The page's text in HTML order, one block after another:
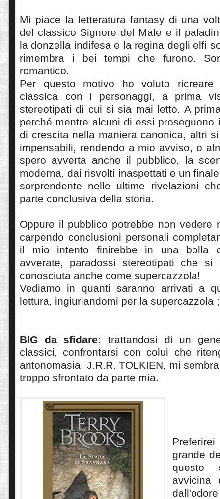
Mi piace la letteratura fantasy di una
del classico Signore del Male e il
la donzella indifesa e la regina degli elfi
rimembra i bei tempi che furono.
romantico.
Per questo motivo ho voluto ricreare
classica con i personaggi, a prima
stereotipati di cui si sia mai letto. A
perché mentre alcuni di essi proseguono
di crescita nella maniera canonica, altri
impensabili, rendendo a mio avviso, o
spero avverta anche il pubblico, la
moderna, dai risvolti inaspettati e un
sorprendente nelle ultime rivelazioni
parte conclusiva della storia.
Oppure il pubblico potrebbe non vedere
carpendo conclusioni personali
il mio intento finirebbe in una bolla
avverate, paradossi stereotipati che si
conosciuta anche come supercazzola!
Vediamo in quanti saranno arrivati a
lettura, ingiuriandomi per la supercazzola
BIG da sfidare:
trattandosi di un
classici, confrontarsi con colui che
antonomasia, J.R.R. TOLKIEN, mi
troppo sfrontato da parte mia.
grande
questo
avvicina